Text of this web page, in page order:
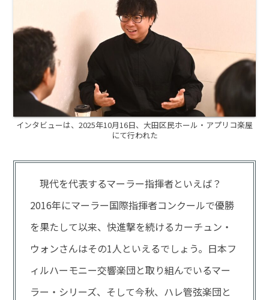
インタビューは、2025年10月16日、大田区民ホール・アプリコ楽屋
にて行われた
現代を代表するマーラー指揮者といえば？
2016年にマーラー国際指揮者コンクールで優勝
を果たして以来、快進撃を続けるカーチュン・
ウォンさんはその1人といえるでしょう。日本フ
ィルハーモニー交響楽団と取り組んでいるマー
ラー・シリーズ、そして今秋、ハレ管弦楽団と